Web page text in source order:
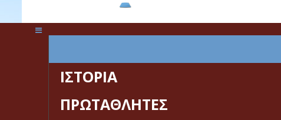
ΙΣΤΟΡΙΑ
ΠΡΩΤΑΘΛΗΤΕΣ